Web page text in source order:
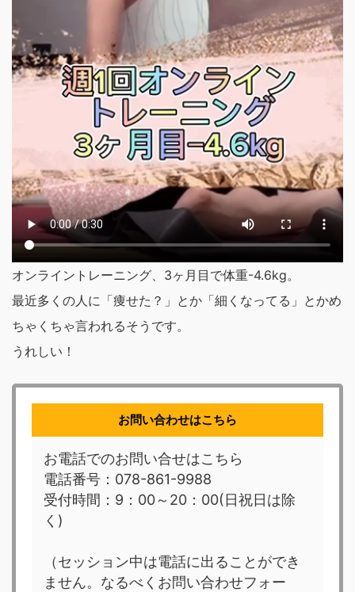
オンライントレーニング、3ヶ月目で体重-4.6kg。
最近多くの人に「痩せた？」とか「細くなってる」とかめ
ちゃくちゃ言われるそうです。
うれしい！
お問い合わせはこちら
お電話でのお問い合せはこちら
電話番号：078-861-9988
受付時間：9：00～20：00(日祝日は除
く)
（セッション中は電話に出ることができ
ません。なるべくお問い合わせフォー